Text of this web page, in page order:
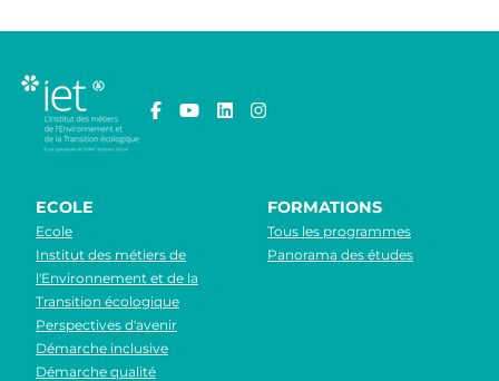
ECOLE
Ecole
Institut des métiers de
l'Environnement et de la
Transition écologique
Perspectives d'avenir
Démarche inclusive
Démarche qualité
FORMATIONS
Tous les programmes
Panorama des études